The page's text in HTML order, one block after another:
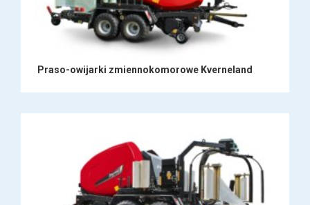
Praso-owijarki zmiennokomorowe Kverneland